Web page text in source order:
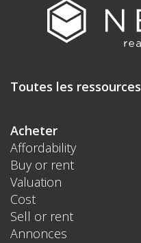
Toutes les ressources
Acheter
Affordability
Buy or rent
Valuation
Cost
Sell or rent
Annonces